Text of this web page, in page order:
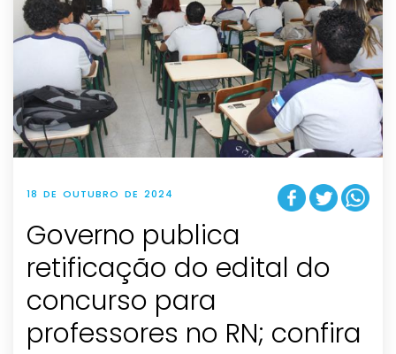
18 DE OUTUBRO DE 2024
Governo publica
retificação do edital do
concurso para
professores no RN; confira